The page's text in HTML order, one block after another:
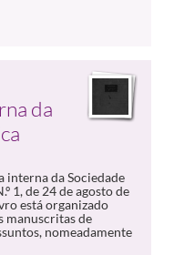
da
interna da Sociedade
1, de 24 de agosto de
está organizado
manuscritas de
nomeadamente